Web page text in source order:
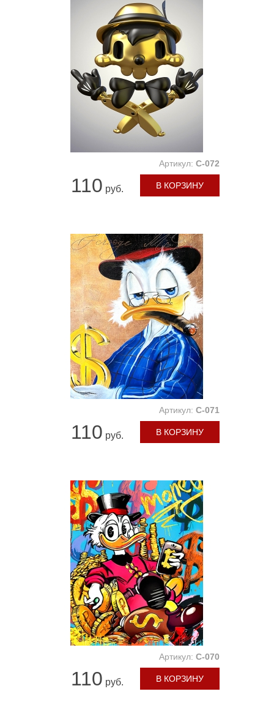
Артикул: C-072
110 руб. В КОРЗИНУ
Артикул: C-071
110 руб. В КОРЗИНУ
Артикул: C-070
110 руб. В КОРЗИНУ